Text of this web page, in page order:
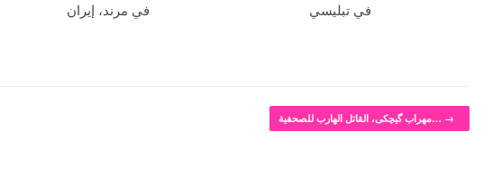
في مرند، إيران
في تبليسي
مهراب گیچکی، القاتل الهارب للصحفية… →